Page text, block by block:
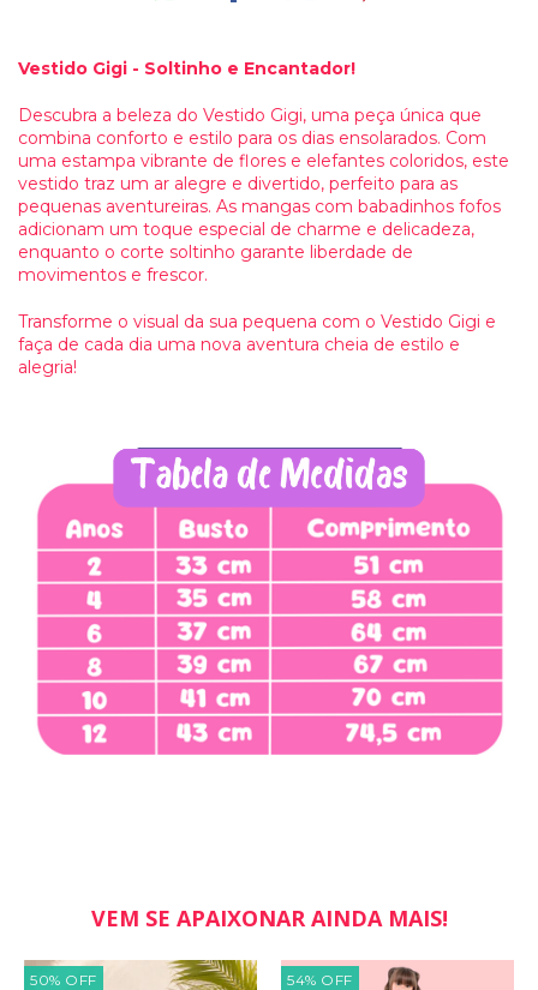
Vestido Gigi - Soltinho e Encantador!
Descubra a beleza do Vestido Gigi, uma peça única que
combina conforto e estilo para os dias ensolarados. Com
uma estampa vibrante de flores e elefantes coloridos, este
vestido traz um ar alegre e divertido, perfeito para as
pequenas aventureiras. As mangas com babadinhos fofos
adicionam um toque especial de charme e delicadeza,
enquanto o corte soltinho garante liberdade de
movimentos e frescor.
Transforme o visual da sua pequena com o Vestido Gigi e
faça de cada dia uma nova aventura cheia de estilo e
alegria!
VEM SE APAIXONAR AINDA MAIS!
50% OFF 54% OFF